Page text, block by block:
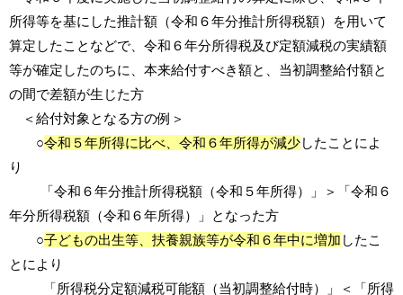
所得等を基にした推計額（令和６年分推計所得税額）を用いて
算定したことなどで、令和６年分所得税及び定額減税の実績額
等が確定したのちに、本来給付すべき額と、当初調整給付額と
の間で差額が生じた方
＜給付対象となる方の例＞
○令和５年所得に比べ、令和６年所得が減少したことによ
り
「令和６年分推計所得税額（令和５年所得）」＞「令和６
年分所得税額（令和６年所得）」となった方
○子どもの出生等、扶養親族等が令和６年中に増加 したこ
とにより
「所得税分定額減税可能額（当初調整給付時）」＜「所得